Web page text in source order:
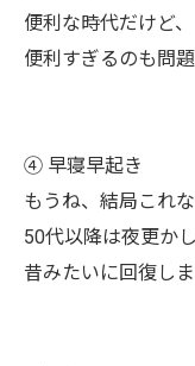
便利な時代だけど、
便利すぎるのも問
④ 早寝早起き
もうね、結局これな
50代以降は夜更か
昔みたいに回復し